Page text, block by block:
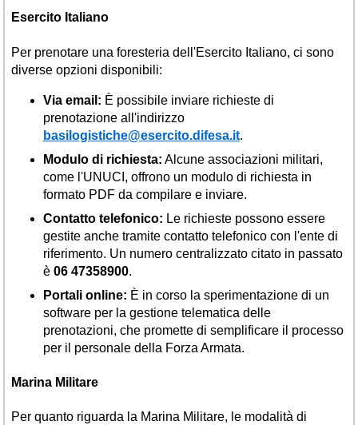
Esercito Italiano
Per prenotare una foresteria dell'Esercito Italiano, ci sono
diverse opzioni disponibili:
Via email: È possibile inviare richieste di
prenotazione all'indirizzo
basilogistiche@esercito.difesa.it.
Modulo di richiesta: Alcune associazioni militari,
come l'UNUCI, offrono un modulo di richiesta in
formato PDF da compilare e inviare.
Contatto telefonico: Le richieste possono essere
gestite anche tramite contatto telefonico con l'ente di
riferimento. Un numero centralizzato citato in passato
è 06 47358900.
Portali online: È in corso la sperimentazione di un
software per la gestione telematica delle
prenotazioni, che promette di semplificare il processo
per il personale della Forza Armata.
Marina Militare
Per quanto riguarda la Marina Militare, le modalità di